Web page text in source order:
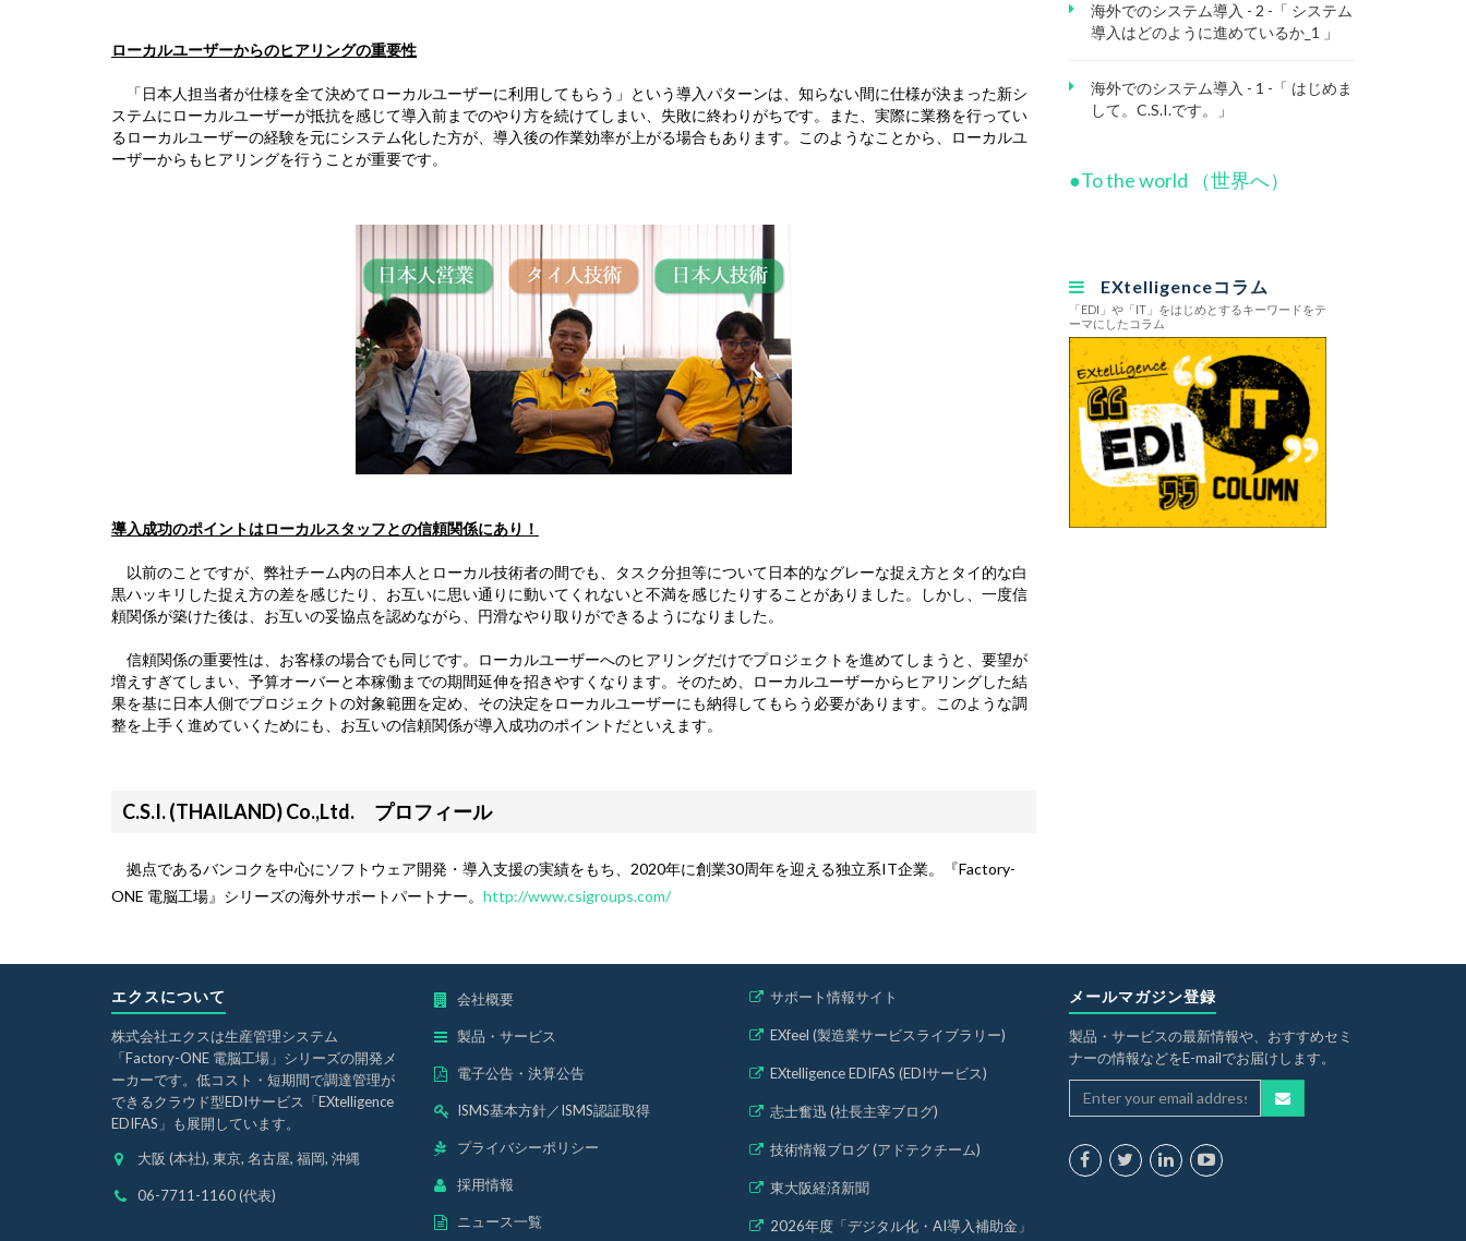
ローカルユーザーからのヒアリングの重要性
「日本人担当者が仕様を全て決めてローカルユーザーに利用してもらう」という導入パターンは、知らない間に仕様が決まった新シ
ステムにローカルユーザーが抵抗を感じて導入前までのやり方を続けてしまい、失敗に終わりがちです。また、実際に業務を行ってい
るローカルユーザーの経験を元にシステム化した方が、導入後の作業効率が上がる場合もあります。このようなことから、ローカルユ
ーザーからもヒアリングを行うことが重要です。
導入成功のポイントはローカルスタッフとの信頼関係にあり！
以前のことですが、弊社チーム内の日本人とローカル技術者の間でも、タスク分担等について日本的なグレーな捉え方とタイ的な白
黒ハッキリした捉え方の差を感じたり、お互いに思い通りに動いてくれないと不満を感じたりすることがありました。しかし、一度信
頼関係が築けた後は、お互いの妥協点を認めながら、円滑なやり取りができるようになりました。
信頼関係の重要性は、お客様の場合でも同じです。ローカルユーザーへのヒアリングだけでプロジェクトを進めてしまうと、要望が
増えすぎてしまい、予算オーバーと本稼働までの期間延伸を招きやすくなります。そのため、ローカルユーザーからヒアリングした結
果を基に日本人側でプロジェクトの対象範囲を定め、その決定をローカルユーザーにも納得してもらう必要があります。このような調
整を上手く進めていくためにも、お互いの信頼関係が導入成功のポイントだといえます。
C.S.I. (THAILAND) Co.,Ltd. プロフィール
拠点であるバンコクを中心にソフトウェア開発・導入支援の実績をもち、2020年に創業30周年を迎える独立系IT企業。『Factory-
ONE 電脳工場』シリーズの海外サポートパートナー。 http://www.csigroups.com/
海外でのシステム導入 - 2 -「 システム
導入はどのように進めているか_1 」
海外でのシステム導入 - 1 -「 はじめま
して。C.S.I.です。」
●To the world （世界へ）
EXtelligenceコラム
「EDI」や「IT」をはじめとするキーワードをテ
ーマにしたコラム
エクスについて
株式会社エクスは生産管理システム
「Factory-ONE 電脳工場」シリーズの開発メ
ーカーです。低コスト・短期間で調達管理が
できるクラウド型EDIサービス「EXtelligence
EDIFAS」も展開しています。
大阪 (本社), 東京, 名古屋, 福岡, 沖縄
06-7711-1160 (代表)
会社概要
製品・サービス
電子公告・決算公告
ISMS基本方針／ISMS認証取得
プライバシーポリシー
採用情報
ニュース一覧
サポート情報サイト
EXfeel (製造業サービスライブラリー)
EXtelligence EDIFAS (EDIサービス)
志士奮迅 (社長主宰ブログ)
技術情報ブログ (アドテクチーム)
東大阪経済新聞
2026年度「デジタル化・AI導入補助金」
メールマガジン登録
製品・サービスの最新情報や、おすすめセミ
ナーの情報などをE-mailでお届けします。